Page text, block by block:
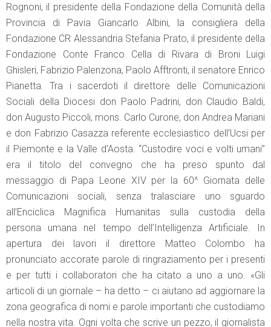
Rognoni, il presidente della Fondazione della Comunità della
Provincia di Pavia Giancarlo Albini, la consigliera della
Fondazione CR Alessandria Stefania Prato, il presidente della
Fondazione Conte Franco Cella di Rivara di Broni Luigi
Ghisleri, Fabrizio Palenzona, Paolo Afftronti, il senatore Enrico
Pianetta. Tra i sacerdoti il direttore delle Comunicazioni
Sociali della Diocesi don Paolo Padrini, don Claudio Baldi,
don Augusto Piccoli, mons. Carlo Curone, don Andrea Mariani
e don Fabrizio Casazza referente ecclesiastico dell’Ucsi per
il Piemonte e la Valle d’Aosta. “Custodire voci e volti umani”
era il titolo del convegno che ha preso spunto dal
messaggio di Papa Leone XIV per la 60^ Giornata delle
Comunicazioni sociali, senza tralasciare uno sguardo
all’Enciclica Magnifica Humanitas sulla custodia della
persona umana nel tempo dell’Intelligenza Artificiale. In
apertura dei lavori il direttore Matteo Colombo ha
pronunciato accorate parole di ringraziamento per i presenti
e per tutti i collaboratori che ha citato a uno a uno. «Gli
articoli di un giornale – ha detto – ci aiutano ad aggiornare la
zona geografica di nomi e parole importanti che custodiamo
nella nostra vita. Ogni volta che scrive un pezzo, il giornalista